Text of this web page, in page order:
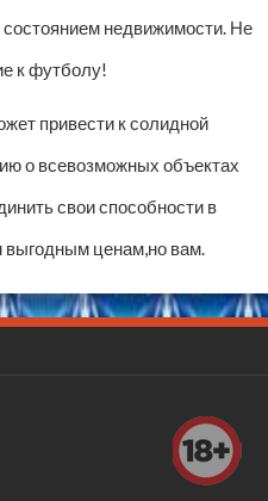
недвижимости. Не
к футболу!
привести к солидной
о всевозможных объектах
свои способности в
ценам,но вам.